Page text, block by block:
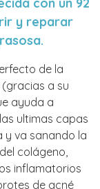
con un 92
y reparar
de la
a su
ayuda a
ultimas capas
y va sanando la
colágeno,
inflamatorios
de acné